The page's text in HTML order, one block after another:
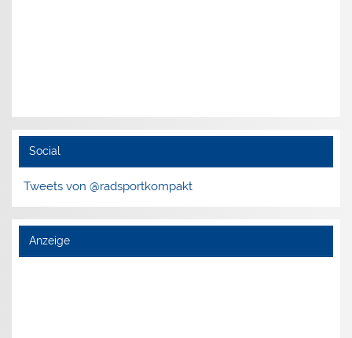
Social
Tweets von @radsportkompakt
Anzeige